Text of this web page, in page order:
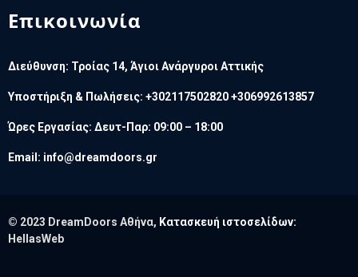
Επικοινωνία
Διεύθυνση: Τροίας 14, Άγιοι Ανάργυροι Αττικής
Υποστήριξη & Πωλήσεις: +302117502820 +306992613857
Ώρες Εργασίας: Δευτ-Παρ: 09:00 – 18:00
Email: info@dreamdoors.gr
© 2023 DreamDoors Αθήνα, Κατασκευή ιστοσελίδων:
HellasWeb